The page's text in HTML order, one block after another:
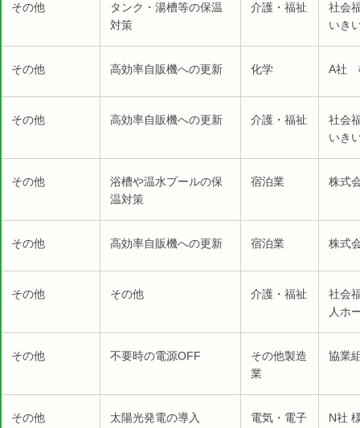
その他
タンク・湯槽等の保温
対策
介護・福祉
社会
いき
その他 高効率自販機への更新 化学 A社
その他 高効率自販機への更新 介護・福祉
社会
いき
その他
浴槽や温水プールの保
温対策
宿泊業 株式
その他 高効率自販機への更新 宿泊業 株式
その他 その他 介護・福祉
社会
人ホ
その他 不要時の電源OFF
その他製造
業
協業
その他 太陽光発電の導入
電気・電子
N社